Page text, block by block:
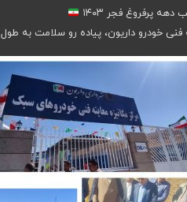
پرفروغ فجر ۱۴۰۳
رو سلامت به طول ۶۰۰۰ متر و کلنگ زنی مسکن مهر و خانه عالم دودج